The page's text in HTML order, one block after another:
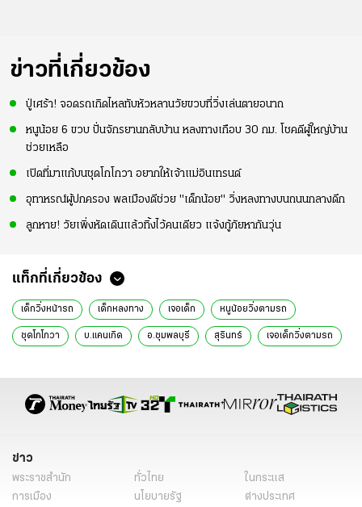
ข่าวที่เกี่ยวข้อง
ปู่เศร้า! จอดรถเกิดไหลทับหัวหลานวัยขวบที่วิ่งเล่นตายอนาถ
หนูน้อย 6 ขวบ ปั่นจักรยานกลับบ้าน หลงทางเกือบ 30 กม. โชคดีผู้ใหญ่บ้าน
ช่วยเหลือ
เปิดที่มาแก้บนชุดโกโกวา อยากให้เจ้าแม่อินเทรนด์
อุทาหรณ์ผู้ปกครอง พลเมืองดีช่วย "เด็กน้อย" วิ่งหลงทางบนถนนกลางดึก
ลูกหาย! วัยเพิ่งหัดเดินแล้วทิ้งไว้คนเดียว แจ้งกู้ภัยหากันวุ่น
แท็กที่เกี่ยวข้อง
เด็กวิ่งหน้ารถ เด็กหลงทาง เจอเด็ก หนูน้อยวิ่งตามรถ
ชุดโกโกวา บ.แคนเกิด อ.ชุมพลบุรี สุรินทร์ เจอเด็กวิ่งตามรถ
ข่าว
พระราชสำนัก ทั่วไทย
ในกระแส
การเมือง
นโยบายรัฐ
ต่างประเทศ